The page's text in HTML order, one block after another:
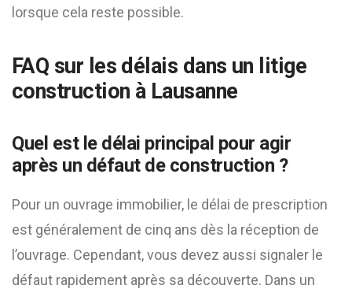
lorsque cela reste possible.
FAQ sur les délais dans un litige
construction à Lausanne
Quel est le délai principal pour agir
après un défaut de construction ?
Pour un ouvrage immobilier, le délai de prescription
est généralement de cinq ans dès la réception de
l’ouvrage. Cependant, vous devez aussi signaler le
défaut rapidement après sa découverte. Dans un